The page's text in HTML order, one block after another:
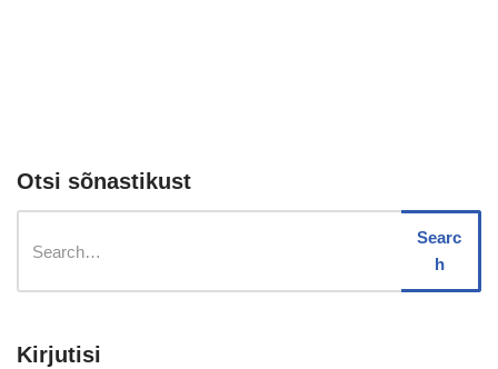
Otsi sõnastikust
Searc
h
Kirjutisi